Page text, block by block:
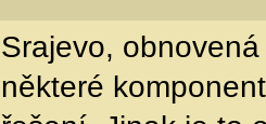
Srajevo,
některé